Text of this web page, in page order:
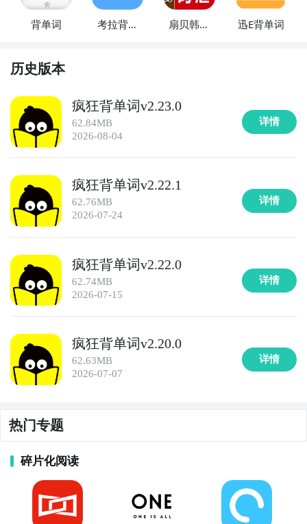
6. 《GMAT单词宝典》：这款APP专为GMAT考生设
计，提供了丰富的单词学习和练习资源。它包含了
巧，帮助学生在考试中取得更好的成绩。
7. 《SAT词汇秘笈》：这款APP是专门为SAT考生准备
的学习工具。它提供了SAT考试中常见的词汇和例句，
并配有发音和图像，帮助学生更好地理解和记忆词汇。
考生系统地学习和记忆英语词汇。它提供了大量的高频
词汇和例句，通过词汇分类和练习题，帮助学生提高词
汇运用和阅读理解能力。
9. 《日语考试词汇速记》：这款APP适用于日语考试的
学生，提供了丰富的日语词汇和记忆方法。它通过刷题
和词汇练习，帮助学生掌握考试所需的词汇和表达方
10. 《韩语考试词汇宝典》：这款APP为韩语考试的学
生提供了大量的词汇学习资源。它包含了韩语常用的词
汇和短语，通过多种练习方式，帮助学生扩大词汇量和
背单词
考拉背单
扇贝韩语
迅E背单词
历史版本
疯狂背单词v2.23.0
62.84MB
2026-08-04
详情
疯狂背单词v2.22.1
62.76MB
2026-07-24
详情
疯狂背单词v2.22.0
62.74MB
2026-07-15
详情
疯狂背单词v2.20.0
62.63MB
2026-07-07
详情
热门专题
碎片化阅读